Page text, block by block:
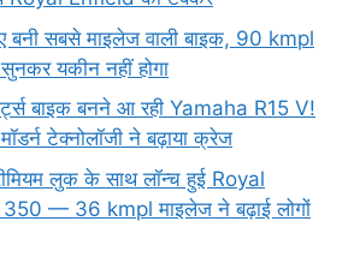
बनी सबसे माइलेज वाली बाइक, 90 kmpl
यकीन नहीं होगा
बाइक बनने आ रही Yamaha R15 V!
टेक्नोलॉजी ने बढ़ाया क्रेज
लुक के साथ लॉन्च हुई Royal
— 36 kmpl माइलेज ने बढ़ाई लोगों